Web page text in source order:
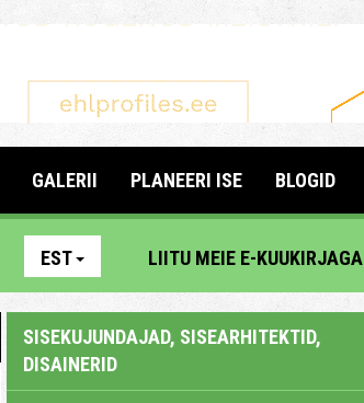
GALERII PLANEERI ISE BLOGID
EST LIITU MEIE E-KUUKIRJAGA
SISEKUJUNDAJAD, SISEARHITEKTID,
DISAINERID